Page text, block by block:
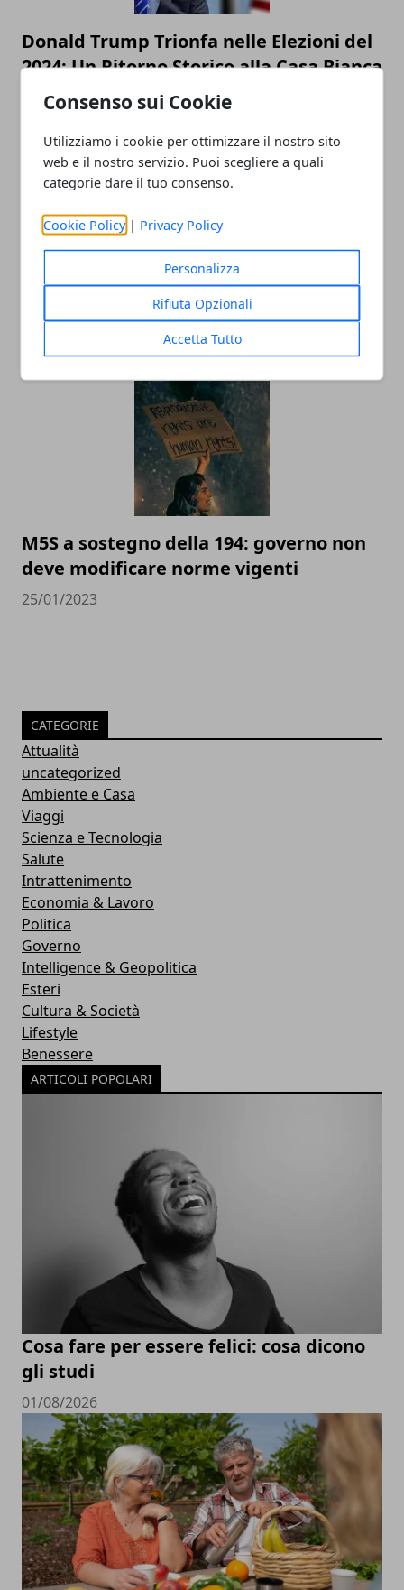
Consenso sui Cookie
Utilizziamo i cookie per ottimizzare il nostro sito
web e il nostro servizio. Puoi scegliere a quali
categorie dare il tuo consenso.
Cookie Policy | Privacy Policy
Personalizza
Rifiuta Opzionali
Accetta Tutto
Donald Trump Trionfa nelle Elezioni del
2024: Un Ritorno Storico alla Casa Bianca
07/11/2024
Primarie PD: Elly Schlein è la nuova
segretaria del partito
M5S a sostegno della 194: governo non
deve modificare norme vigenti
25/01/2023
CATEGORIE
Attualità
uncategorized
Ambiente e Casa
Viaggi
Scienza e Tecnologia
Salute
Intrattenimento
Economia & Lavoro
Politica
Governo
Intelligence & Geopolitica
Esteri
Cultura & Società
Lifestyle
Benessere
ARTICOLI POPOLARI
Cosa fare per essere felici: cosa dicono
gli studi
01/08/2026